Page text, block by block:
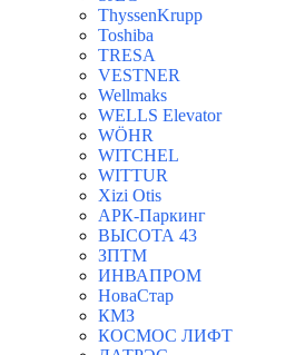
ThyssenKrupp
Toshiba
TRESA
VESTNER
Wellmaks
WELLS Elevator
WÖHR
WITCHEL
WITTUR
Xizi Otis
АРК-Паркинг
ВЫСОТА 43
ЗПТМ
ИНВАПРОМ
НоваСтар
КМЗ
КОСМОС ЛИФТ